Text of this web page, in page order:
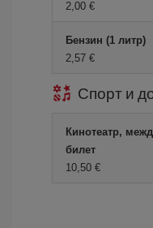
2,00 €
Бензин (1 литр)
2,57 €
Спорт и
Кинотеатр,
билет
10,50 €